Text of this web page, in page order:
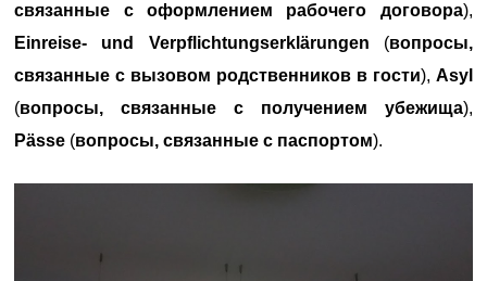
связанные с оформлением рабочего договора),
Einreise- und Verpflichtungserklärungen (вопросы,
связанные с вызовом родственников в гости), Asyl
(вопросы, связанные с получением убежища),
Pässe (вопросы, связанные с паспортом).